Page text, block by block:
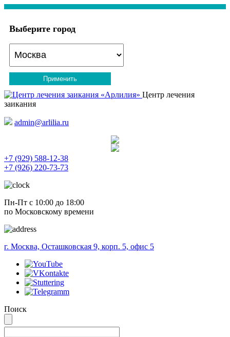
Выберите город
Применить
Центр лечения
заикания
admin@arlilia.ru
+7 (929) 588-12-38
+7 (926) 220-73-73
Пн-Пт с 10:00 до 18:00
по Московскому времени
г. Москва, Осташковская 9, корп. 5, офис 5
Поиск